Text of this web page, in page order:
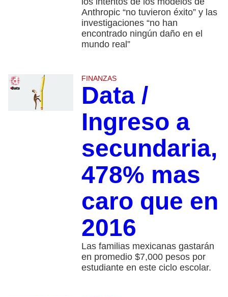
Anthropic “no tuvieron éxito” y las
investigaciones “no han
encontrado ningún daño en el
mundo real”
FINANZAS
Data /
Ingreso a
secundaria,
478% mas
caro que en
2016
Las familias mexicanas gastarán
en promedio $7,000 pesos por
estudiante en este ciclo escolar.